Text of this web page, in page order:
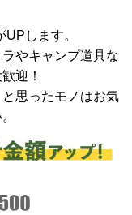
します。
やキャンプ道具な
迎！
と思ったモノはお気